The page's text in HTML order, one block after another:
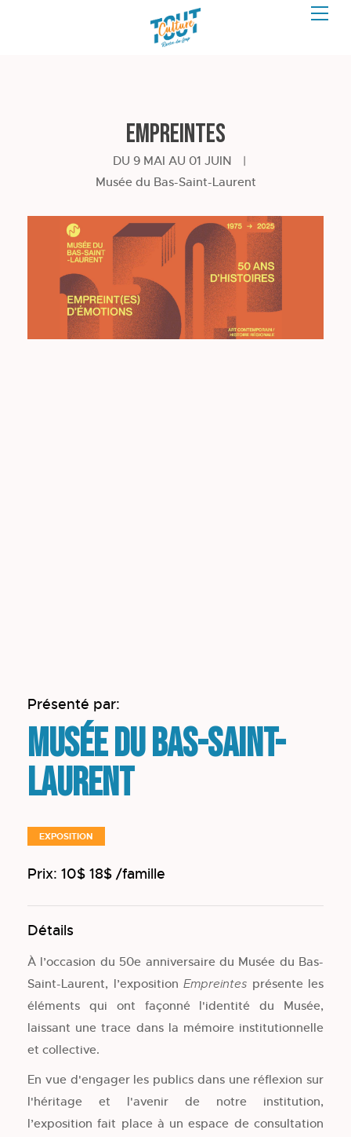
Empreintes
DU 9 MAI AU 01 JUIN
|
Musée du Bas-Saint-Laurent
Présenté par:
Musée du Bas-Saint-
Laurent
EXPOSITION
Prix: 10$ 18$ /famille
Détails
À l’occasion du 50e anniversaire du Musée du Bas-
Saint-Laurent, l’exposition Empreintes présente les
éléments qui ont façonné l'identité du Musée,
laissant une trace dans la mémoire institutionnelle
et collective.
En vue d'engager les publics dans une réflexion sur
l'héritage et l'avenir de notre institution,
l’exposition fait place à un espace de consultation